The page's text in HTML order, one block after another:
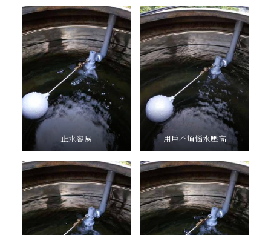
止水容易 用戶不煩惱水壓高